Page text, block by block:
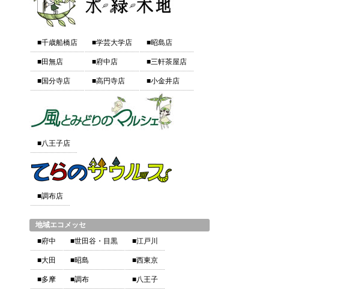
■千歳船橋店 ■学芸大学店 ■昭島店
■田無店 ■府中店 ■三軒茶屋店
■国分寺店 ■高円寺店 ■小金井店
■八王子店
■調布店
地域エコメッセ
■府中
■世田谷・目黒 ■江戸川
■大田 ■昭島 ■西東京
■多摩 ■調布 ■八王子